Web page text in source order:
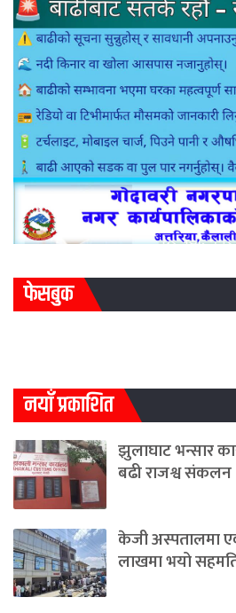
फेसबुक
नयाँ प्रकाशित
झुलाघाट भन्सार
बढी राजश्व संकलन
केजी अस्पतालमा
लाखमा भयो